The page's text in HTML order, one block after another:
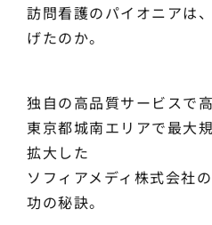
訪問看護のパイオニアは
げたのか。
独自の高品質サービスで
東京都城南エリアで最大
拡大した
ソフィアメディ株式会社
功の秘訣。